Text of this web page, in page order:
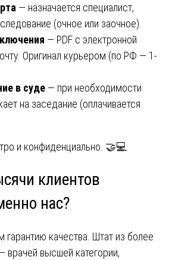
— назначается специалист,
(очное или заочное).
— PDF с электронной
Оригинал курьером (по РФ — 1-
в суде — при необходимости
на заседание (оплачивается
и конфиденциально. 🤝💻
клиентов
нас?
качества. Штат из более
врачей высшей категории,